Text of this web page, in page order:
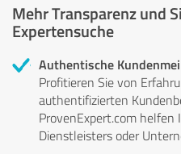
Mehr Transparenz und
Expertensuche
Authentische
Profitieren Sie von
authentifizierten
ProvenExpert.com helfen
Dienstleisters oder